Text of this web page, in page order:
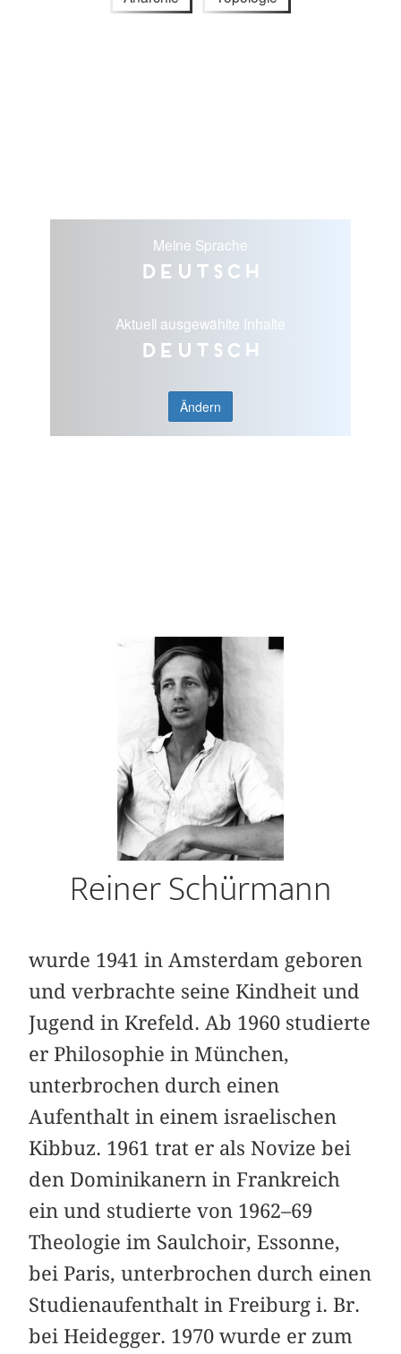
Meine Sprache
Deutsch
Aktuell ausgewählte Inhalte
Deutsch
Ändern
Reiner Schürmann
wurde 1941 in Amsterdam geboren
und ver­brachte seine Kindheit und
Jugend in Krefeld. Ab 1960 studierte
er Philosophie in München,
unterbrochen durch einen
Aufenthalt in einem israelischen
Kibbuz. 1961 trat er als Novize bei
den Dominikanern in Frankreich
ein und studierte von 1962–69
Theologie im Saulchoir, Essonne,
bei Paris, unterbrochen durch einen
Studienaufenthalt in Freiburg i. Br.
bei Heidegger. 1970 wurde er zum